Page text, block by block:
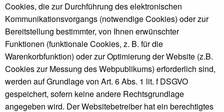
Cookies, die zur Durchführung des elektronischen
Kommunikationsvorgangs (notwendige Cookies) oder zur
Bereitstellung bestimmter, von Ihnen erwünschter
Funktionen (funktionale Cookies, z. B. für die
Warenkorbfunktion) oder zur Optimierung der Website (z.B.
Cookies zur Messung des Webpublikums) erforderlich sind,
werden auf Grundlage von Art. 6 Abs. 1 lit. f DSGVO
gespeichert, sofern keine andere Rechtsgrundlage
angegeben wird. Der Websitebetreiber hat ein berechtigtes